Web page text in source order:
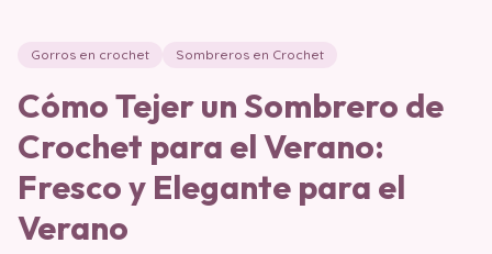
Gorros en crochet Sombreros en Crochet
Cómo Tejer un Sombrero de
Crochet para el Verano:
Fresco y Elegante para el
Verano